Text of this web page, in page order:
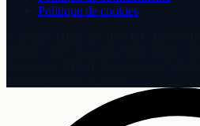
Politique de cookies